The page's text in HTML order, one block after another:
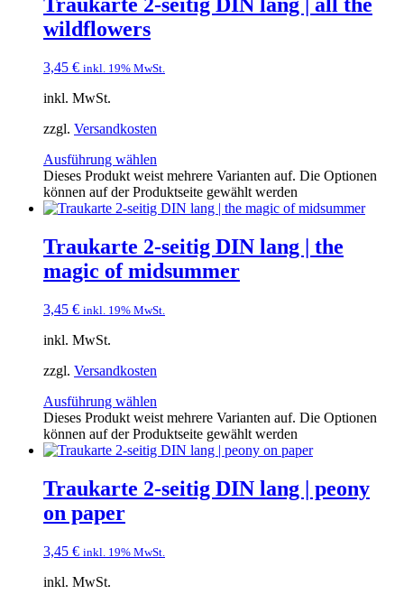
Traukarte 2-seitig DIN lang | all the
wildflowers
3,45 € inkl. 19% MwSt.
inkl. MwSt.
zzgl. Versandkosten
Ausführung wählen
Dieses Produkt weist mehrere Varianten auf. Die Optionen
können auf der Produktseite gewählt werden
Traukarte 2-seitig DIN lang | the
magic of midsummer
3,45 € inkl. 19% MwSt.
inkl. MwSt.
zzgl. Versandkosten
Ausführung wählen
Dieses Produkt weist mehrere Varianten auf. Die Optionen
können auf der Produktseite gewählt werden
Traukarte 2-seitig DIN lang | peony
on paper
3,45 € inkl. 19% MwSt.
inkl. MwSt.